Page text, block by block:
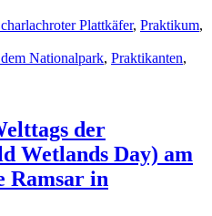
Plattkäfer, Praktikum,
Nationalpark, Praktikanten,
der
Wetlands Day) am
Ramsar in